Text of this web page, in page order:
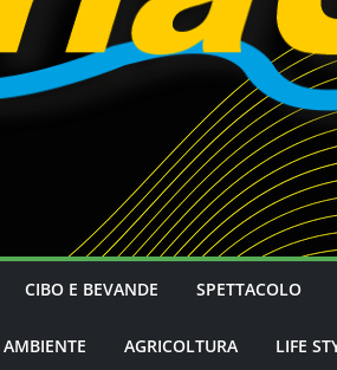
CIBO E BEVANDE SPETTACOLO
AMBIENTE AGRICOLTURA LIFE